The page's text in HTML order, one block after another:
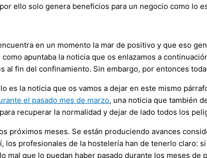
ello solo genera beneficios para un negocio como lo
en un momento la mar de positivo y que eso
apuntaba la noticia que os enlazamos a
al fin del confinamiento. Sin embargo, por entonces
es la noticia que os vamos a dejar en este mismo
el pasado mes de marzo, una noticia que también
recuperar la normalidad y dejar de lado todos los
próximos meses. Se están produciendo avances
los profesionales de la hostelería han de tenerlo claro:
mal que lo puedan haber pasado durante los meses de